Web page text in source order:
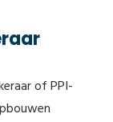
of PPI-